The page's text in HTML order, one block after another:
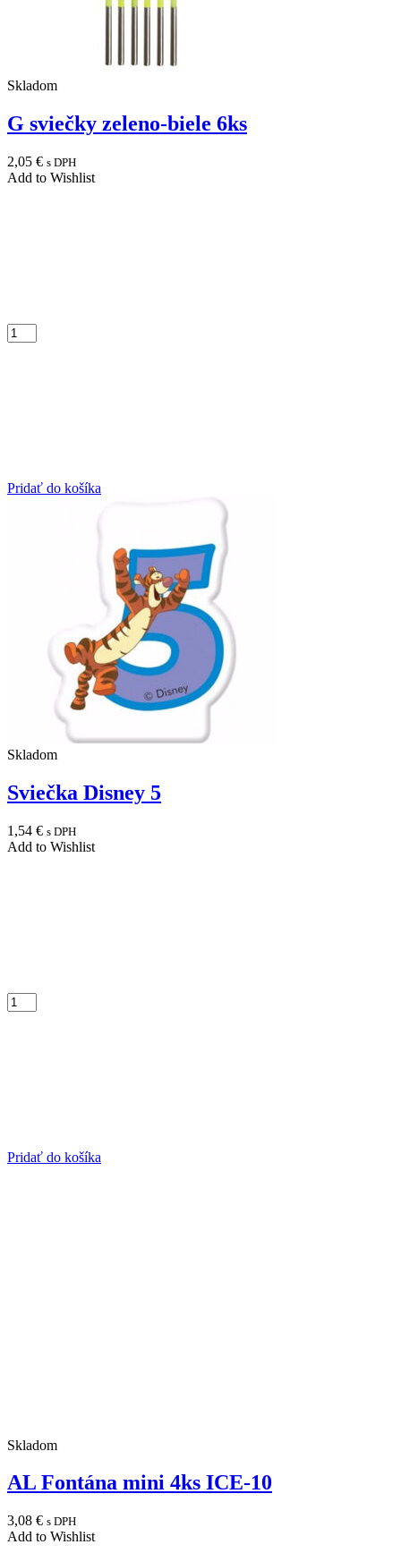
Skladom
G sviečky zeleno-biele 6ks
2,05 € s DPH
Add to Wishlist
Pridať do košíka
Skladom
Sviečka Disney 5
1,54 € s DPH
Add to Wishlist
Pridať do košíka
Skladom
AL Fontána mini 4ks ICE-10
3,08 € s DPH
Add to Wishlist